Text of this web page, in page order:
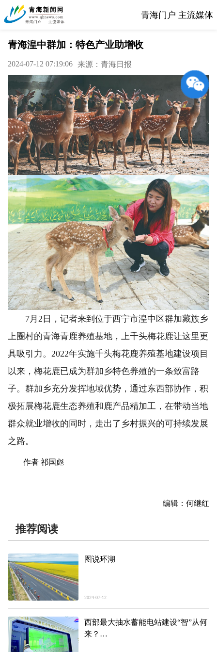
青海门户 主流媒体
青海湟中群加：特色产业助增收
2024-07-12 07:19:06 来源：青海日报
7月2日，记者来到位于西宁市湟中区群加藏族乡
上圈村的青海青鹿养殖基地，上千头梅花鹿让这里更
具吸引力。2022年实施千头梅花鹿养殖基地建设项目
以来，梅花鹿已成为群加乡特色养殖的一条致富路
子。群加乡充分发挥地域优势，通过东西部协作，积
极拓展梅花鹿生态养殖和鹿产品精加工，在带动当地
群众就业增收的同时，走出了乡村振兴的可持续发展
之路。
作者 祁国彪
编辑：何继红
推荐阅读
图说环湖
2024-07-12
西部最大抽水蓄能电站建设“智”从何
来？